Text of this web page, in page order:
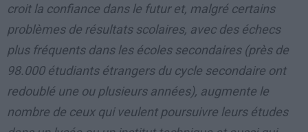
croit la confiance dans le futur et, malgré certains
problèmes de résultats scolaires, avec des échecs
plus fréquents dans les écoles secondaires (près de
98.000 étudiants étrangers du cycle secondaire ont
redoublé une ou plusieurs années), augmente le
nombre de ceux qui veulent poursuivre leurs études